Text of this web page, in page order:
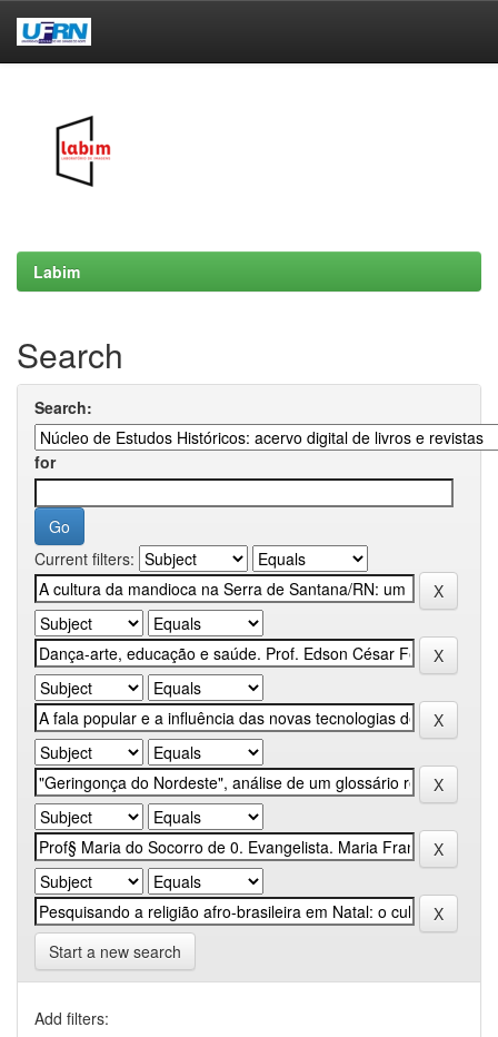
Labim
Search
Search:
for
Current filters:
Start a new search
Add filters: